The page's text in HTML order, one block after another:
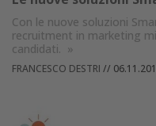
Con le nuove soluzioni
recruitment in marketing
candidati. »
FRANCESCO DESTRI //